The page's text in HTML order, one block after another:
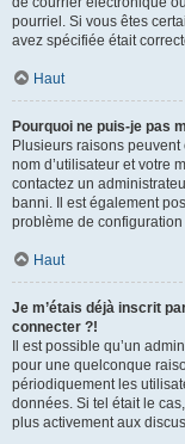
pourriel. Si vous êtes
avez spécifiée était
Haut
Pourquoi ne puis-je pas
Plusieurs raisons
nom d’utilisateur et votre
contactez un
banni. Il est également
problème de
Haut
Je m’étais déjà inscrit
connecter ?!
Il est possible qu’un
pour une quelconque
périodiquement les
données. Si tel était le
plus activement aux